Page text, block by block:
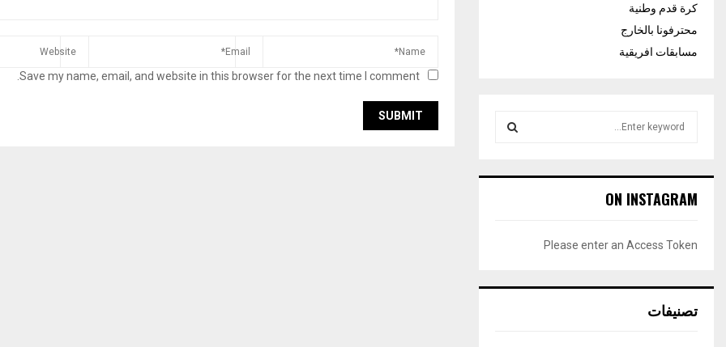
Save my name, email, and website in this browser for the next time I comment.
كرة قدم وطنية
محترفونا بالخارج
مسابقات افريقية
h
C
ON INSTAGRAM
Please enter an Access Token
تصنيفات